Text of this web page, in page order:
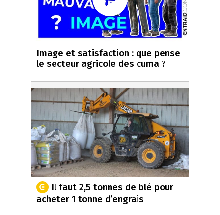
Image et satisfaction : que pense
le secteur agricole des cuma ?
Il faut 2,5 tonnes de blé pour
acheter 1 tonne d’engrais